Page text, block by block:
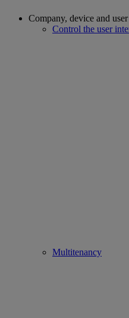
Company, device and
Control the user
Multitenancy